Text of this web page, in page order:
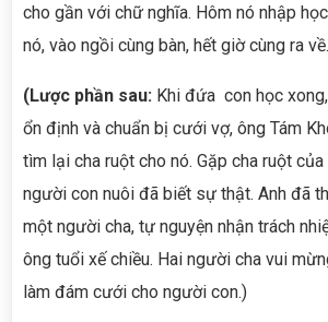
cho gần với chữ nghĩa. Hôm nó nhập
nó, vào ngồi cùng bàn, hết giờ cùng ra về.
(Lược phần sau: Khi đứa con học
ổn định và chuẩn bị cưới vợ, ông Tám
tìm lại cha ruột cho nó. Gặp cha ruột
người con nuôi đã biết sự thật. Anh đã
một người cha, tự nguyện nhận trách
ông tuổi xế chiều. Hai người cha vui
làm đám cưới cho người con.)